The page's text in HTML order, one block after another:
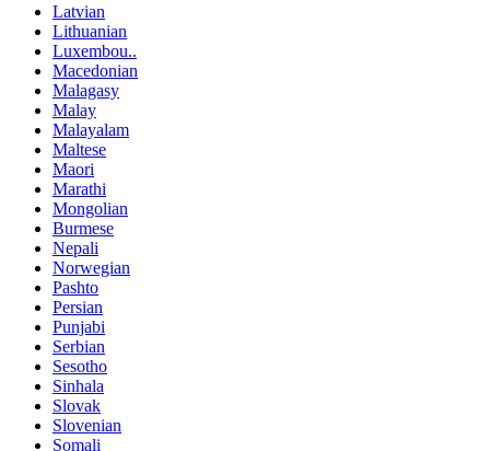
Latvian
Lithuanian
Luxembou..
Macedonian
Malagasy
Malay
Malayalam
Maltese
Maori
Marathi
Mongolian
Burmese
Nepali
Norwegian
Pashto
Persian
Punjabi
Serbian
Sesotho
Sinhala
Slovak
Slovenian
Somali